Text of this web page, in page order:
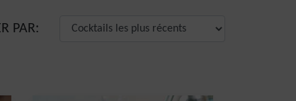
PAR: